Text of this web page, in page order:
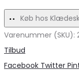
Køb hos
Varenummer (SKU):
Tilbud
Share
Facebook Twitter